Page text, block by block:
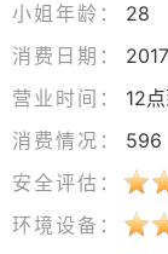
小姐年龄：
28
消费日期：
营业时间：
12
消费情况：
596
安全评估：
环境设备：